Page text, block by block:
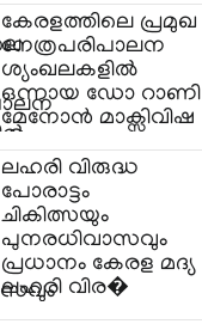
കേരളത്തിലെ പ്രമുഖ
നേത്രപരിപാലന
ശ്യംഖലകളിൽ
ഒന്നായ ഡോ റാണി
മേനോൻ മാക്സിവിഷ
ലഹരി വിരുദ്ധ
പോരാട്ടം
ചികിത്സയും
പുനരധിവാസവും
പ്രധാനം കേരള മദ്യ
ലഹരി വിര�